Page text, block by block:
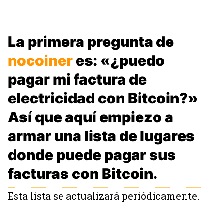
La primera pregunta de
nocoineres: «¿puedo
pagar mi factura de
electricidad con Bitcoin?»
Así que aquí empiezo a
armar una lista de lugares
donde puede pagar sus
facturas con Bitcoin.
Esta lista se actualizará periódicamente.